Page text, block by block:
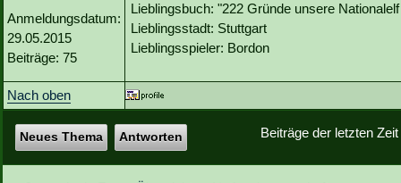
Anmeldungsdatum:
29.05.2015
Beiträge: 75
Lieblingsbuch: "222 Gründe unsere
Lieblingsstadt: Stuttgart
Lieblingsspieler: Bordon
Nach oben
Beiträge der letzten
Neues Thema Antworten